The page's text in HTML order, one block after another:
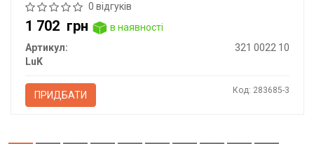
0 відгуків
1 702 грн
в наявності
Артикул:
321 0022 10
LuK
ПРИДБАТИ Код: 283685-3